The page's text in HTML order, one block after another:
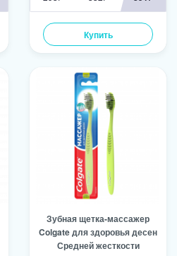
Купить
Зубная щетка-массажер
Colgate для здоровья десен
Средней жесткости